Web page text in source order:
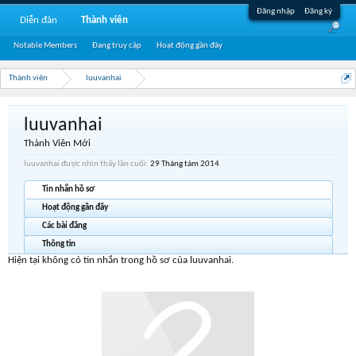
Đăng nhập Đăng ký
Thành viên luuvanhai
luuvanhai
Thành Viên Mới
luuvanhai được nhìn thấy lần cuối: 29 Tháng tám 2014
Tin nhắn hồ sơ
Hoạt động gần đây
Các bài đăng
Thông tin
Hiện tại không có tin nhắn trong hồ sơ của luuvanhai.
Diễn đàn Thành viên
Notable Members Đang truy cập Hoạt động gần đây